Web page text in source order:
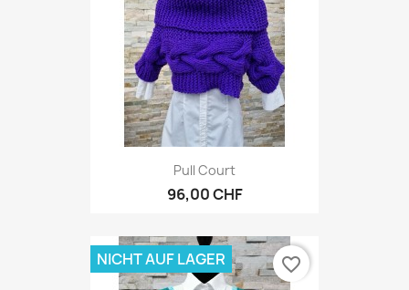
Pull Court
96,00 CHF
NICHT AUF LAGER favorite_border